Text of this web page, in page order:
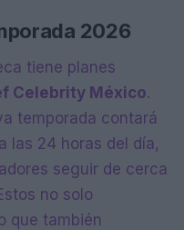
2026
tiene planes
Celebrity México.
temporada contará
las 24 horas del día,
seguir de cerca
no solo
que también